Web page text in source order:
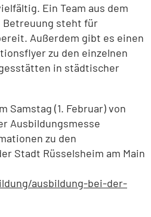
Ein Team aus dem
Betreuung steht für
Außerdem gibt es einen
zu den einzelnen
in städtischer
Samstag (1. Februar) von
Ausbildungsmesse
zu den
Stadt Rüsselsheim am Main
ausbildung-bei-der-